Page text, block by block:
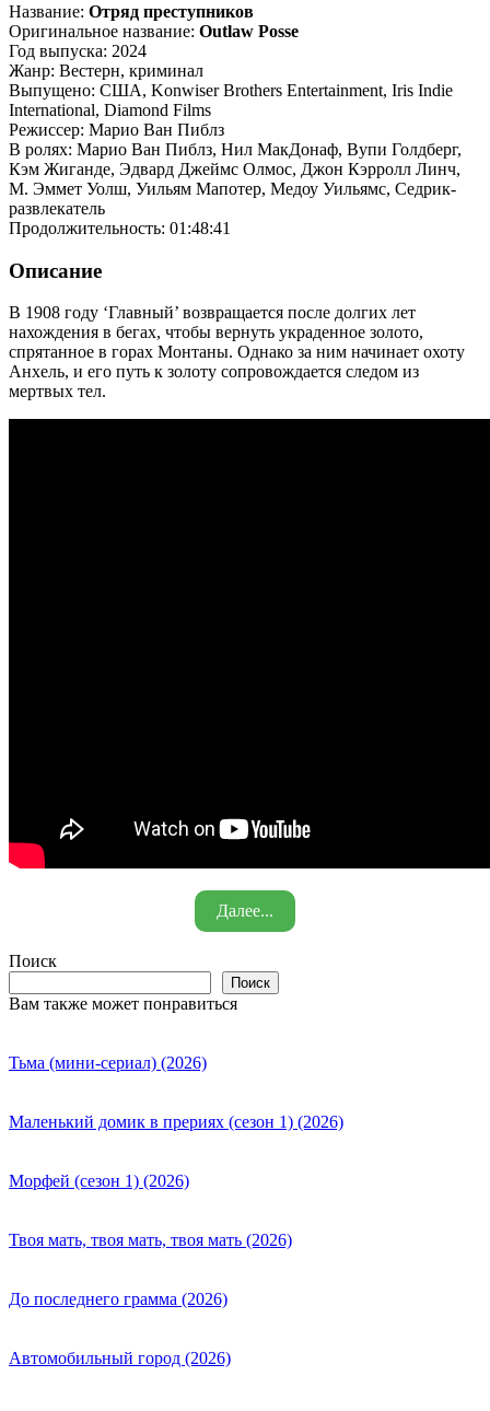
Название: Отряд преступников
Оригинальное название: Outlaw Posse
Год выпуска: 2024
Жанр: Вестерн, криминал
Выпущено: США, Konwiser Brothers Entertainment, Iris Indie
International, Diamond Films
Режиссер: Марио Ван Пиблз
В ролях: Марио Ван Пиблз, Нил МакДонаф, Вупи Голдберг,
Кэм Жиганде, Эдвард Джеймс Олмос, Джон Кэрролл Линч,
М. Эммет Уолш, Уильям Мапотер, Медоу Уильямс, Седрик-
развлекатель
Продолжительность: 01:48:41
Описание
В 1908 году ‘Главный’ возвращается после долгих лет
нахождения в бегах, чтобы вернуть украденное золото,
спрятанное в горах Монтаны. Однако за ним начинает охоту
Анхель, и его путь к золоту сопровождается следом из
мертвых тел.
Далее...
Поиск
Поиск
Вам также может понравиться
Тьма (мини-сериал) (2026)
Маленький домик в прериях (сезон 1) (2026)
Морфей (сезон 1) (2026)
Твоя мать, твоя мать, твоя мать (2026)
До последнего грамма (2026)
Автомобильный город (2026)